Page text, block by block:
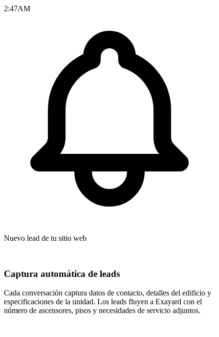
2:47AM
Nuevo lead de tu sitio web
Captura automática de leads
Cada conversación captura datos de contacto, detalles del edificio y
especificaciones de la unidad. Los leads fluyen a Exayard con el
número de ascensores, pisos y necesidades de servicio adjuntos.